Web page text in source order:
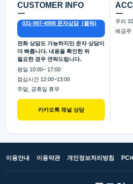
CUSTOMER INFO
카카오톡 채널 상담
ㅡ
031-997-4998 문자상담
전화 상담도 가능하지만 문자 상담이
더 빠릅니다. 내용을 확인한 뒤
필요한 경우 연락드립니다.
평일 10:00~ 17:00
점심시간 12:00~13:00
주말, 공휴일 휴무
ㅡ
우리
예금주
이용안내 이용약관 개인정보처리방침 PC